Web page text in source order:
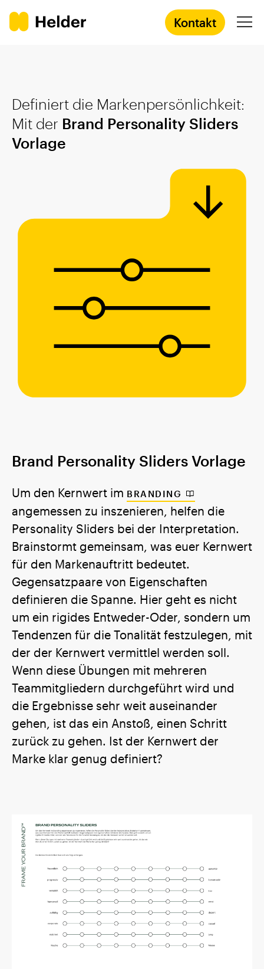
Kontakt
Services
Prozess
Academy
Definiert die Markenpersönlichkeit:
Mit der Brand Personality Sliders
Vorlage
Brand Personality Sliders Vorlage
Um den Kernwert im BRANDING
angemessen zu inszenieren, helfen die
Personality Sliders bei der Interpretation.
Brainstormt gemeinsam, was euer Kernwert
für den Markenauftritt bedeutet.
Gegensatzpaare von Eigenschaften
definieren die Spanne. Hier geht es nicht
um ein rigides Entweder-Oder, sondern um
Tendenzen für die Tonalität festzulegen, mit
der der Kernwert vermittlel werden soll.
Wenn diese Übungen mit mehreren
Teammitgliedern durchgeführt wird und
die Ergebnisse sehr weit auseinander
gehen, ist das ein Anstoß, einen Schritt
zurück zu gehen. Ist der Kernwert der
Marke klar genug definiert?